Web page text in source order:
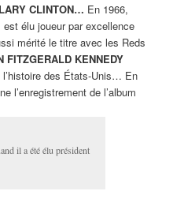
CLINTON… En 1966,
élu joueur par excellence
mérité le titre avec les Reds
FITZGERALD KENNEDY
des États-Unis… En
l’enregistrement de l’album
il a été élu président